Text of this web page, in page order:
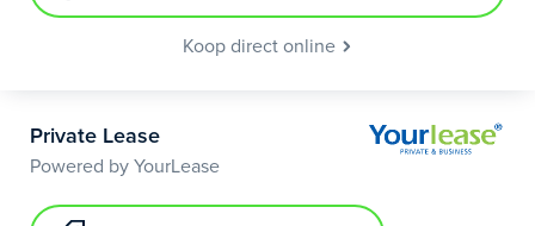
Koop direct online
Private Lease
Powered by YourLease